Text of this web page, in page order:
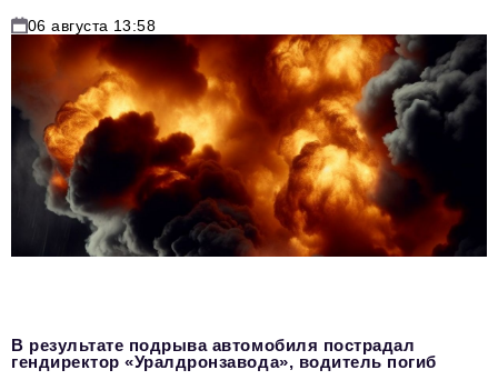
06 августа 13:58
В результате подрыва автомобиля пострадал
гендиректор «Уралдронзавода», водитель погиб